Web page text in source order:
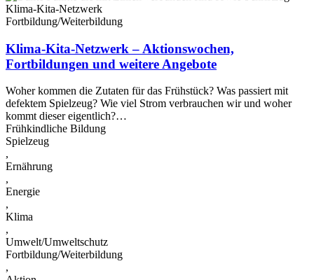
Fortbildung/Weiterbildung
Klima-Kita-Netzwerk – Aktionswochen,
Fortbildungen und weitere Angebote
Woher kommen die Zutaten für das Frühstück? Was passiert mit
defektem Spielzeug? Wie viel Strom verbrauchen wir und woher
kommt dieser eigentlich?…
Frühkindliche Bildung
Spielzeug
,
Ernährung
,
Energie
,
Klima
,
Umwelt/Umweltschutz
Fortbildung/Weiterbildung
,